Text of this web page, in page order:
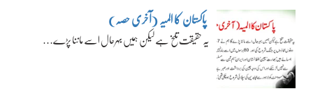
پاکستان کا المیہ (آخری حصہ)
یہ حقیقت تلخ ہے لیکن ہمیں بہرحال اسے ماننا پڑے…